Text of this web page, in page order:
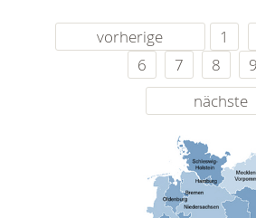
vorherige 1
6
7 8 9
nächste